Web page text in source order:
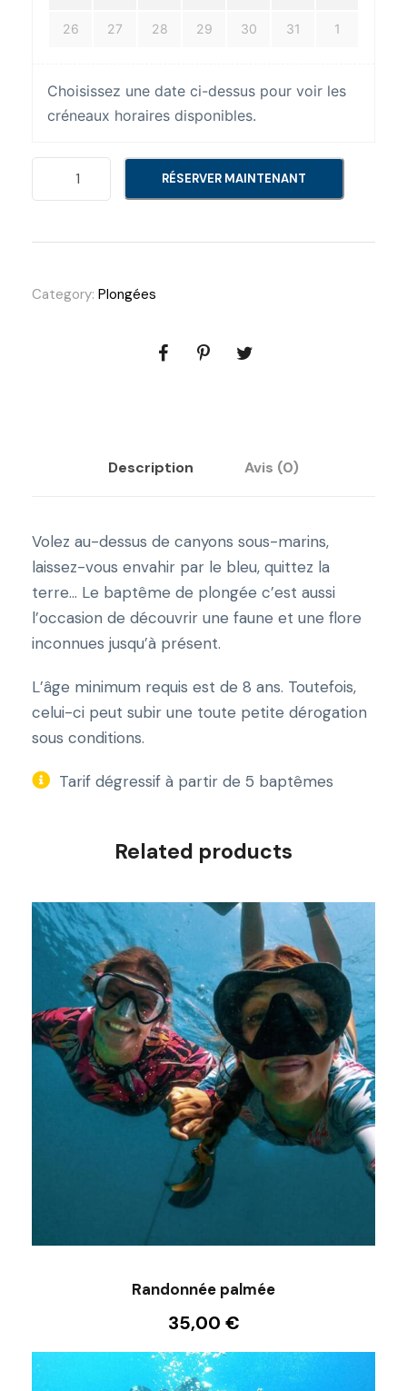
26 27 28 29 30 31 1
Choisissez une date ci-dessus pour voir les
créneaux horaires disponibles.
n
i
m
e
p
l
o
g
é
e
RÉSERVER MAINTENANT
Category: Plongées
Description Avis (0)
Volez au-dessus de canyons sous-marins,
laissez-vous envahir par le bleu, quittez la
terre… Le baptême de plongée c’est aussi
l’occasion de découvrir une faune et une flore
inconnues jusqu’à présent.
L’âge minimum requis est de 8 ans. Toutefois,
celui-ci peut subir une toute petite dérogation
sous conditions.
Tarif dégressif à partir de 5 baptêmes
Related products
Randonnée palmée
35,00 €